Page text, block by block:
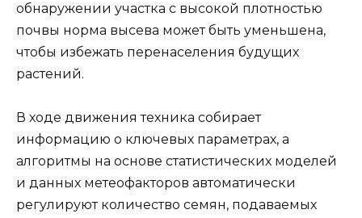
обнаружении участка с высокой плотностью
почвы норма высева может быть уменьшена,
чтобы избежать перенаселения будущих
растений.
В ходе движения техника собирает
информацию о ключевых параметрах, а
алгоритмы на основе статистических моделей
и данных метеофакторов автоматически
регулируют количество семян, подаваемых